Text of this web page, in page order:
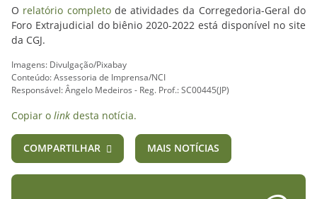
O relatório completode atividades da Corregedoria-Geral do
Foro Extrajudicial do biênio 2020-2022 está disponível no site
da CGJ.
Imagens: Divulgação/Pixabay
Conteúdo: Assessoria de Imprensa/NCI
Responsável: Ângelo Medeiros - Reg. Prof.: SC00445(JP)
Copiar o link desta notícia.
COMPARTILHAR MAIS NOTÍCIAS